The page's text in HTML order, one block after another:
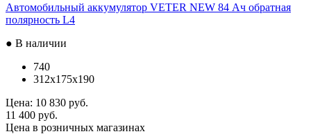
Автомобильный аккумулятор VETER NEW 84 Ач обратная
полярность L4
● В наличии
740
312x175x190
Цена: 10 830 руб.
11 400 руб.
Цена в розничных магазинах